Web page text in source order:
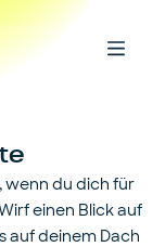
wenn du dich für
einen Blick auf
auf deinem Dach